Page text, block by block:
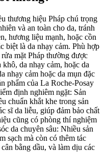
thương hiệu Pháp chú trọng
và an toàn cho da, tránh
hương liệu mạnh, hoặc cồn
biệt là da nhạy cảm. Phù hợp
mặt Pháp thường được
da nhạy cảm, hoặc da
nhạy cảm hoặc da mụn đặc
phẩm của La Roche-Posay
định nghiêm ngặt: Sản
chuẩn khắt khe trong sản
sĩ da liễu, giúp đảm bảo chất
cũng có phòng thí nghiệm
da chuyên sâu: Nhiều sản
sạch mà còn có thêm tác
bằng dầu, và làm dịu các